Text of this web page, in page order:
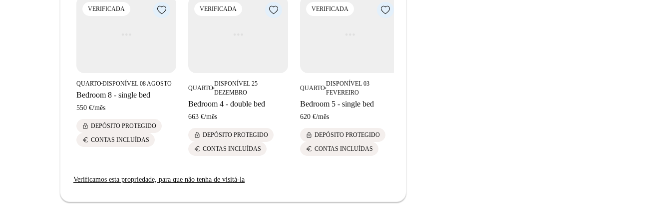
VERIFICADA
QUARTO■DISPONÍVEL 08 AGOSTO
Bedroom 8 - single bed
550 €/mês
lock DEPÓSITO PROTEGIDO
euro CONTAS INCLUÍDAS
VERIFICADA
QUARTO■
DISPONÍVEL 25
DEZEMBRO
Bedroom 4 - double bed
663 €/mês
lock DEPÓSITO PROTEGIDO
euro CONTAS INCLUÍDAS
VERIFICADA
QUARTO■
DISPONÍVEL 03
FEVEREIRO
Bedroom 5 - single bed
620 €/mês
lock DEPÓSITO PROTEGIDO
euro CONTAS INCLUÍDAS
Verificamos esta propriedade, para que não tenha de visitá-la